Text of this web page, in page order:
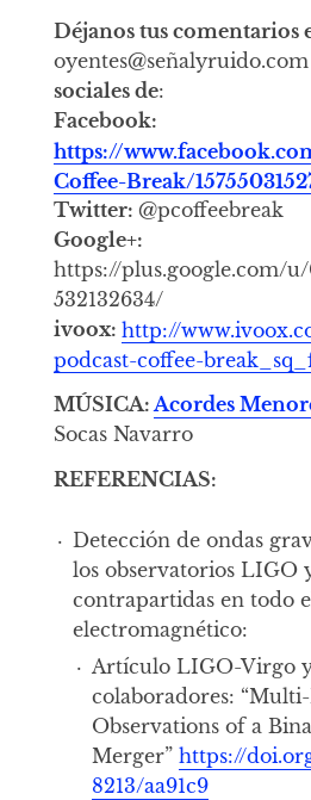
Déjanos tus comentarios
oyentes@señalyruido.com
sociales de:
Facebook:
https://
Coffee-Break/
Twitter: @pcoffeebreak
Google+:
https://plus.google.com/u/
532132634/
ivoox: http://
podcast-coffee-
MÚSICA:Acordes
Socas Navarro
REFERENCIAS:
Detección de ondas
los observatorios LIGO
contrapartidas en todo
electromagnético:
Artículo LIGO-Virgo
colaboradores:
Observations of a
Merger” https://
8213/aa91c9